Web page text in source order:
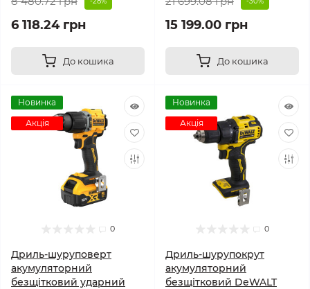
6 118.24 грн
До кошика
15 199.00 грн
До кошика
Новинка
Акція
0
Дриль-шуруповерт
акумуляторний
безщітковий ударний
Новинка
Акція
0
Дриль-шурупокрут
акумуляторний
безщітковий DeWALT